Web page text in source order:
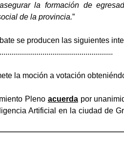
la formación de
de la provincia.”
se producen las siguientes
la moción a votación
Pleno acuerdapor
Artificial en la ciudad de